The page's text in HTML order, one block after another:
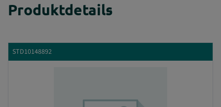
Produktdetails
STD10148892